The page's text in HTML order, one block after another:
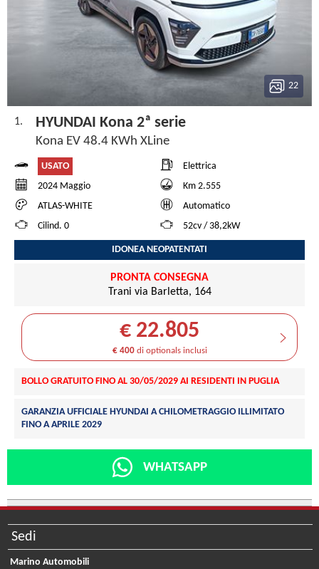
22
1. HYUNDAI Kona 2ª serie
Kona EV 48.4 KWh XLine
USATO
Elettrica
2024 Maggio
Km 2.555
ATLAS-WHITE
Automatico
Cilind. 0
52cv / 38,2kW
IDONEA NEOPATENTATI
PRONTA CONSEGNA
Trani via Barletta, 164
€ 22.805
€ 400di optionals inclusi
BOLLO GRATUITO FINO AL 30/05/2029 AI RESIDENTI IN PUGLIA
GARANZIA UFFICIALE HYUNDAI A CHILOMETRAGGIO ILLIMITATO
FINO A APRILE 2029
WHATSAPP
Sedi
Marino Automobili